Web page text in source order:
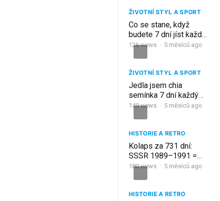
ŽIVOTNÍ STYL A SPORT
Co se stane, když
budete 7 dní jíst každý
den syrový česnek
126views · 5 měsíců ago
ŽIVOTNÍ STYL A SPORT
Jedla jsem chia
semínka 7 dní každý
večer… Můj lékař
149views · 5 měsíců ago
HISTORIE A RETRO
Kolaps za 731 dní:
SSSR 1989–1991 =
Amerika 2027–
180views · 5 měsíců ago
HISTORIE A RETRO